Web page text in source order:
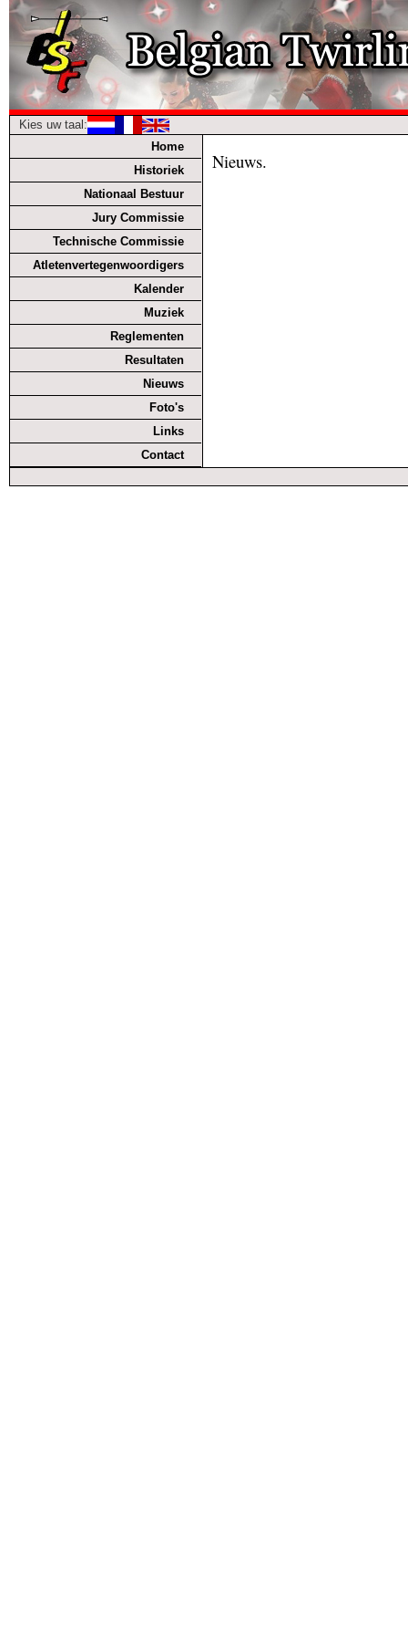
Kies uw taal:
Home
Historiek
Nationaal Bestuur
Jury Commissie
Technische Commissie
Atletenvertegenwoordigers
Kalender
Muziek
Reglementen
Resultaten
Nieuws
Foto's
Links
Contact
Nieuws.